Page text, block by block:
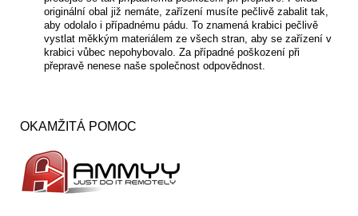
originální obal již nemáte, zařízení musíte pečlivě zabalit tak,
aby odolalo i případnému pádu. To znamená krabici pečlivě
vystlat měkkým materiálem ze všech stran, aby se zařízení v
krabici vůbec nepohybovalo. Za případné poškození při
přepravě nenese naše společnost odpovědnost.
OKAMŽITÁ POMOC